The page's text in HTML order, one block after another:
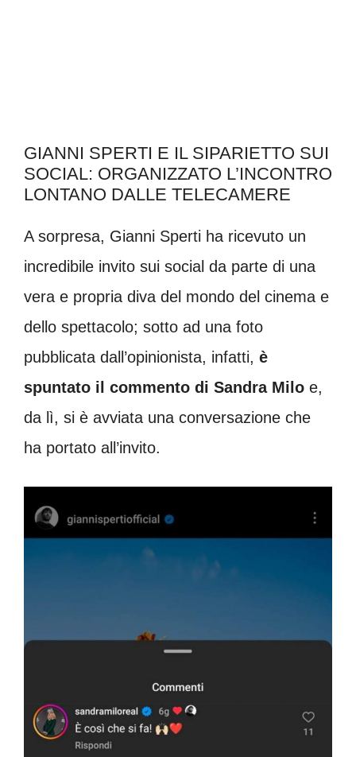
GIANNI SPERTI E IL SIPARIETTO SUI
SOCIAL: ORGANIZZATO L’INCONTRO
LONTANO DALLE TELECAMERE
A sorpresa, Gianni Sperti ha ricevuto un
incredibile invito sui social da parte di una
vera e propria diva del mondo del cinema e
dello spettacolo; sotto ad una foto
pubblicata dall’opinionista, infatti, è
spuntato il commento di Sandra Milo e,
da lì, si è avviata una conversazione che
ha portato all’invito.